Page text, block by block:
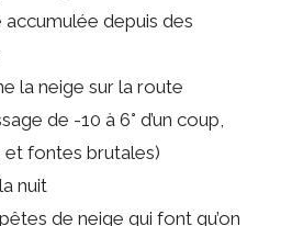
accumulée depuis des
la neige sur la route
de -10 à 6° d’un coup,
et fontes brutales)
nuit
de neige qui font qu’on